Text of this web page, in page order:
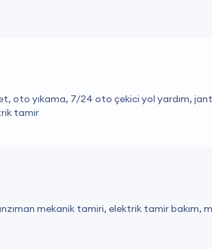
oto yıkama, 7/24 oto çekici yol yardım,
tamir
mekanik tamiri, elektrik tamir bakım,